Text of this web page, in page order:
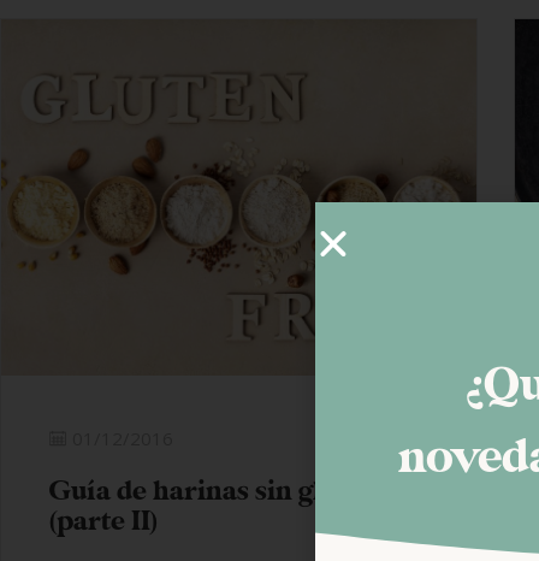
Guía de harinas sin gluten
(parte II)